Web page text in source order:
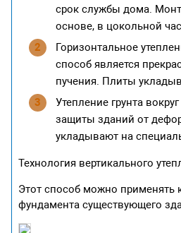
срок службы дома.
основе, в цокольной
Горизонтальное
способ является
пучения. Плиты
Утепление грунта
защиты зданий от
укладывают на
Технология вертикального
Этот способ можно применять
фундамента существующего